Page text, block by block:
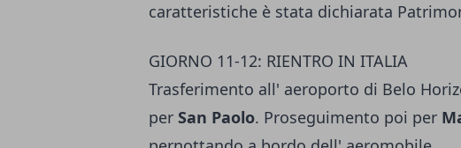
caratteristiche è stata dichiarata
GIORNO 11-12: RIENTRO IN ITALIA
Trasferimento all' aeroporto di Belo
per San Paolo. Proseguimento poi per